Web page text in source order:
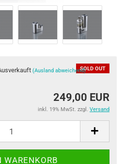
SOLD OUT
(Ausland abweichend)
249,00 EUR
inkl. 19% MwSt. zzgl. Versand